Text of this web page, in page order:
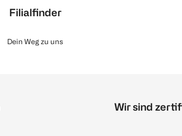
Filialfinder
Dein Weg zu uns
Wir sind